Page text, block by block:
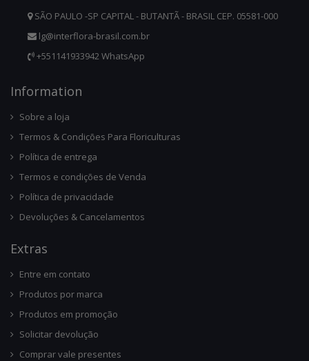
SÃO PAULO -SP CAPITAL - BUTANTÃ - BRASIL CEP. 05581-000
lg@interflora-brasil.com.br
+551141933942 WhatsApp
InforMation
Sobre a loja
Termos & Condições Para Floriculturas
Política de entrega
Termos e condições de Venda
Política de privacidade
Devoluções & Cancelamentos
ExtRas
Entre em contato
Produtos por marca
Produtos em promoção
Solicitar devolução
Comprar vale presentes